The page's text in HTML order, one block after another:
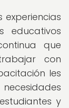
educativos
que
con
les
y